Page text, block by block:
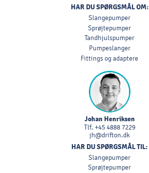
HAR DU SPØRGSMÅL OM:
Slangepumper
Sprøjtepumper
Tandhjulspumper
Pumpeslanger
Fittings og adaptere
Johan Henriksen
Tlf. +45 4888 7229
jh@drifton.dk
HAR DU SPØRGSMÅL TIL:
Slangepumper
Sprøjtepumper